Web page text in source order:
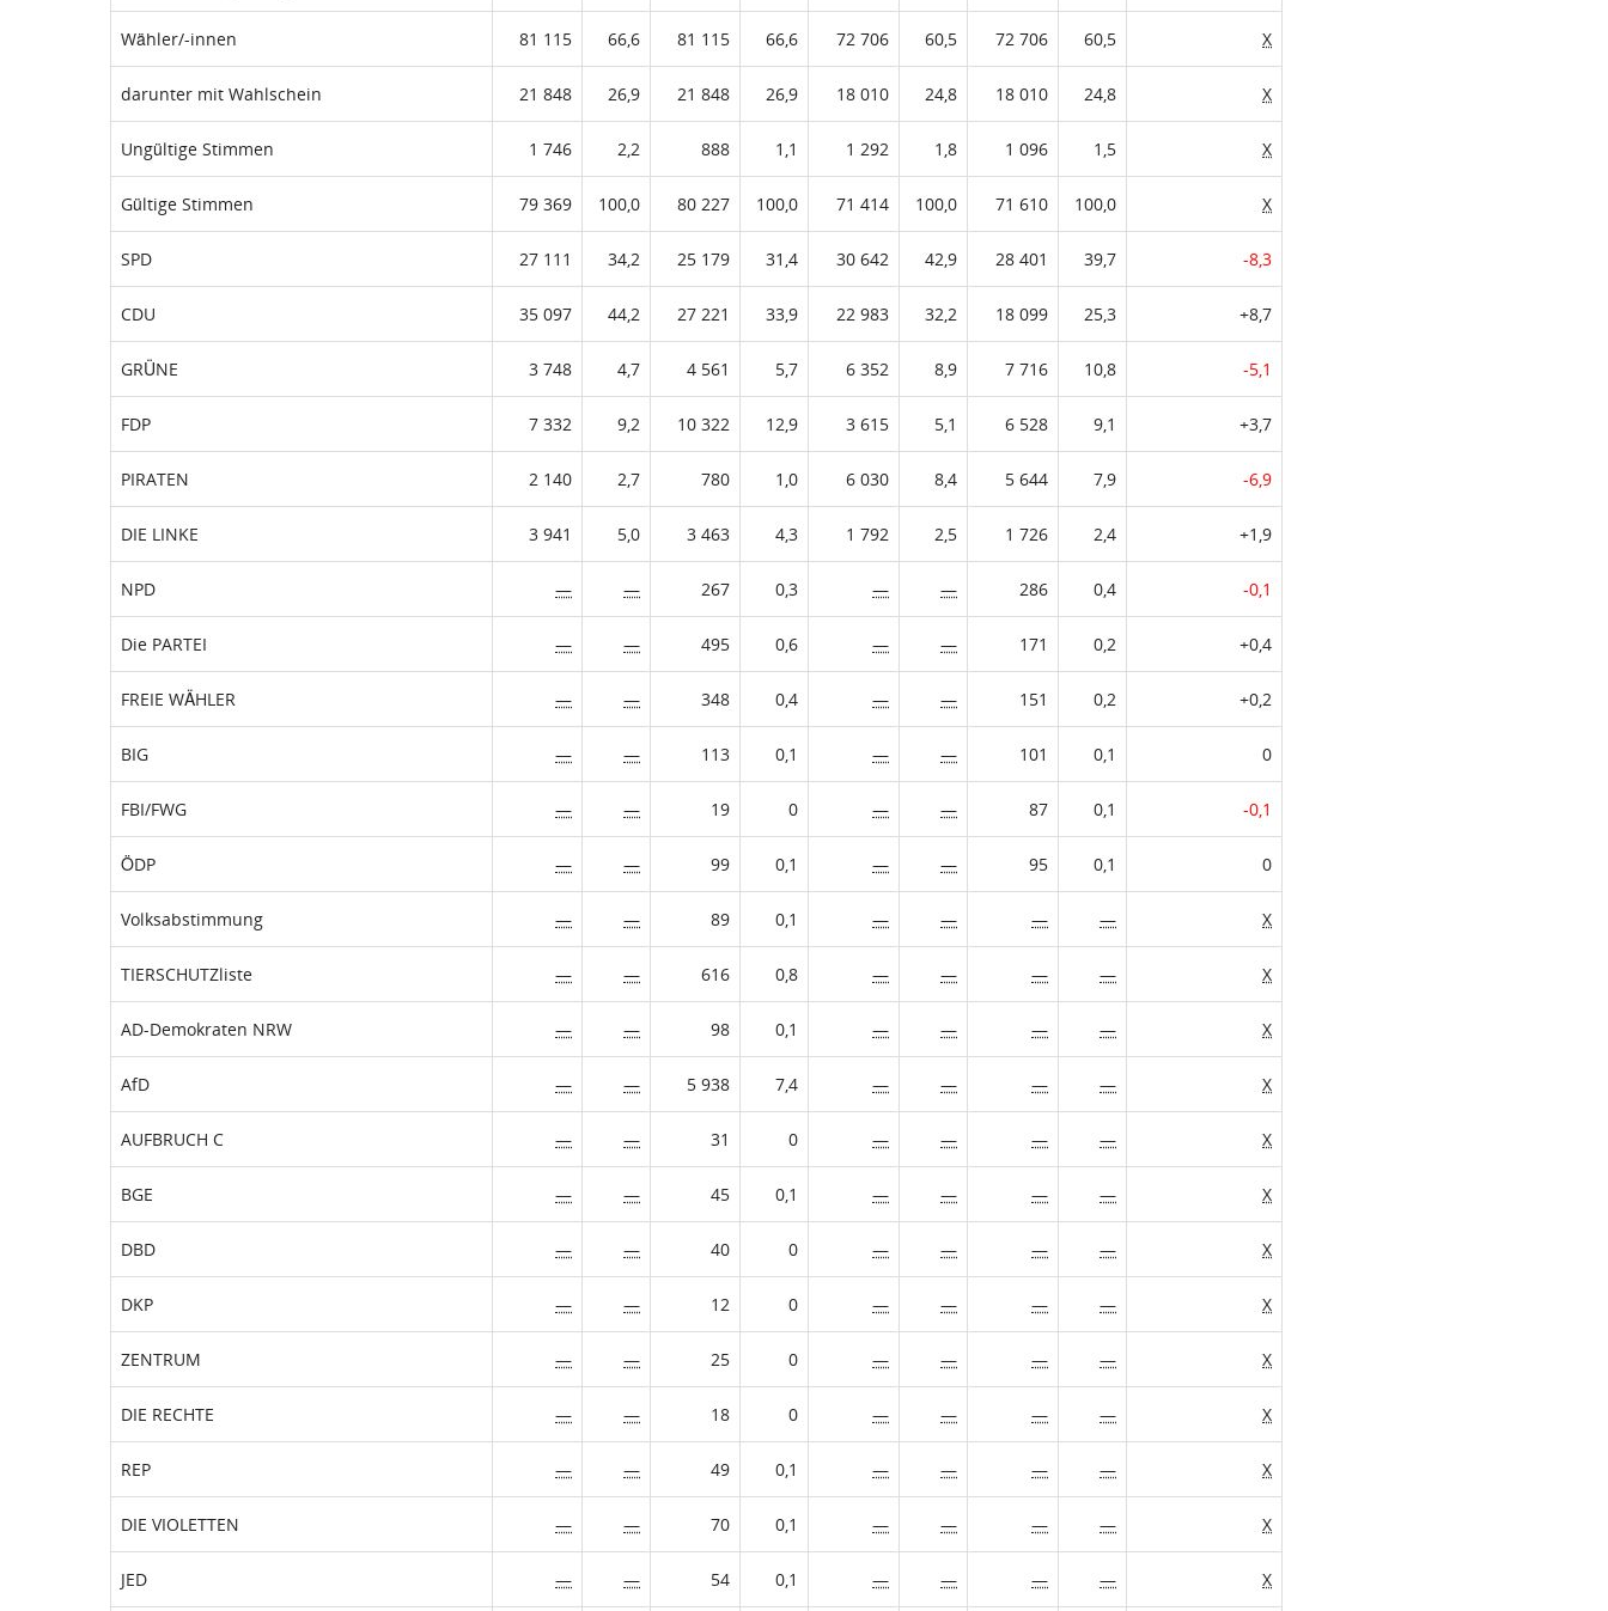
Wähler/-innen 81 115 66,6 81 115 66,6 72 706 60,5 72 706 60,5 X
darunter mit Wahlschein 21 848 26,9 21 848 26,9 18 010 24,8 18 010 24,8 X
Ungültige Stimmen 1 746 2,2 888 1,1 1 292 1,8 1 096 1,5 X
Gültige Stimmen 79 369 100,0 80 227 100,0 71 414 100,0 71 610 100,0 X
SPD 27 111 34,2 25 179 31,4 30 642 42,9 28 401 39,7 -8,3
CDU 35 097 44,2 27 221 33,9 22 983 32,2 18 099 25,3 +8,7
GRÜNE 3 748 4,7 4 561 5,7 6 352 8,9 7 716 10,8 -5,1
FDP 7 332 9,2 10 322 12,9 3 615 5,1 6 528 9,1 +3,7
PIRATEN 2 140 2,7 780 1,0 6 030 8,4 5 644 7,9 -6,9
DIE LINKE 3 941 5,0 3 463 4,3 1 792 2,5 1 726 2,4 +1,9
NPD — — 267 0,3 — — 286 0,4 -0,1
Die PARTEI — — 495 0,6 — — 171 0,2 +0,4
FREIE WÄHLER — — 348 0,4 — — 151 0,2 +0,2
BIG — — 113 0,1 — — 101 0,1 0
FBI/FWG — — 19 0 — — 87 0,1 -0,1
ÖDP — — 99 0,1 — — 95 0,1 0
Volksabstimmung — — 89 0,1 — — — — X
TIERSCHUTZliste — — 616 0,8 — — — — X
AD-Demokraten NRW — — 98 0,1 — — — — X
AfD — — 5 938 7,4 — — — — X
AUFBRUCH C — — 31 0 — — — — X
BGE — — 45 0,1 — — — — X
DBD — — 40 0 — — — — X
DKP — — 12 0 — — — — X
ZENTRUM — — 25 0 — — — — X
DIE RECHTE — — 18 0 — — — — X
REP — — 49 0,1 — — — — X
DIE VIOLETTEN — — 70 0,1 — — — — X
JED — — 54 0,1 — — — — X